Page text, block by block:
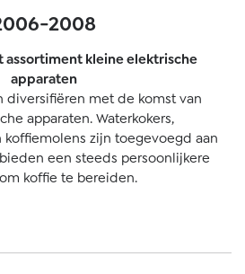
2008
assortiment kleine elektrische
apparaten
diversifiëren met de komst van
apparaten. Waterkokers,
koffiemolens zijn toegevoegd aan
een steeds persoonlijkere
koffie te bereiden.